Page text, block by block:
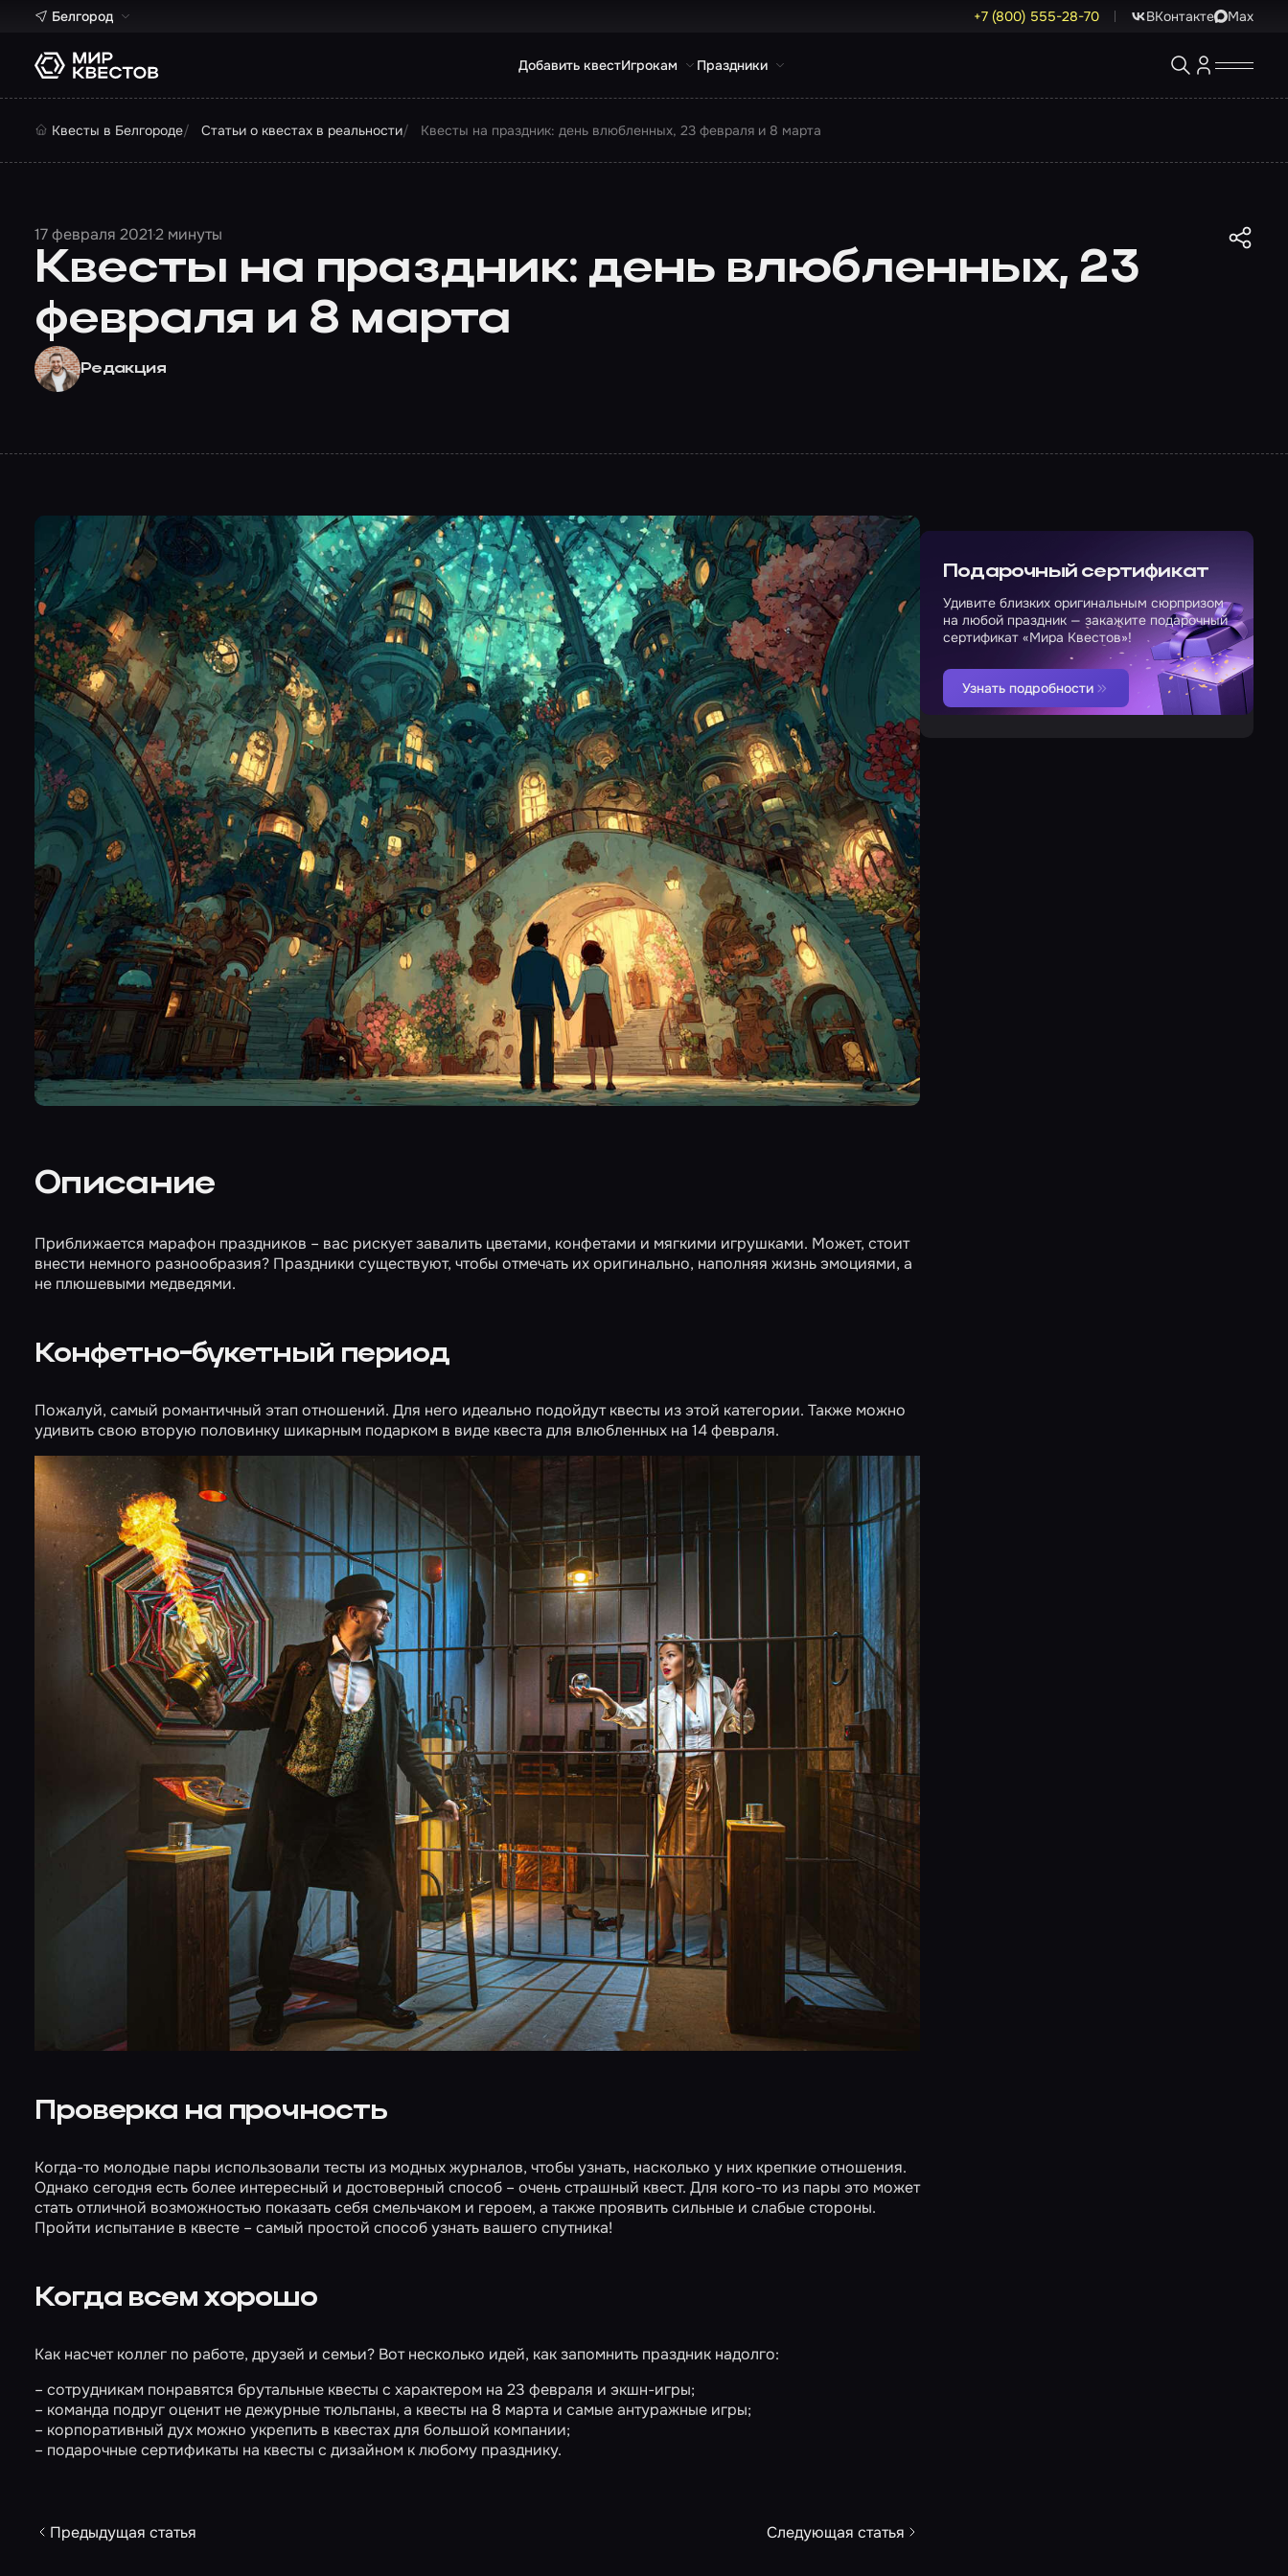
Белгород +7 (800) 555-28-70 ВКонтакте Max
Добавить квестИгрокам Праздники
Квесты в Белгороде Статьи о квестах в реальности Квесты на праздник: день влюбленных, 23 февраля и 8 марта
17 февраля 20212 минуты
Квесты на праздник: день влюбленных, 23
февраля и 8 марта
Редакция
Описание
Приближается марафон праздников – вас рискует завалить цветами, конфетами и мягкими игрушками. Может, стоит
внести немного разнообразия? Праздники существуют, чтобы отмечать их оригинально, наполняя жизнь эмоциями, а
не плюшевыми медведями.
Конфетно-букетный период
Пожалуй, самый романтичный этап отношений. Для него идеально подойдут квесты изэтой категории. Также можно
удивить свою вторую половинку шикарным подарком в виде квеста для влюбленных на 14 февраля.
Проверка на прочность
Когда-то молодые пары использовали тесты из модных журналов, чтобы узнать, насколько у них крепкие отношения.
Однако сегодня есть более интересный и достоверный способ – оченьстрашный квест. Для кого-то из пары это может
стать отличной возможностью показать себя смельчаком и героем, а также проявить сильные и слабые стороны.
Пройти испытание в квесте – самый простой способ узнать вашего спутника!
Когда всем хорошо
Как насчет коллег по работе, друзей и семьи? Вот несколько идей, как запомнить праздник надолго:
– сотрудникам понравятся брутальные квесты с характером на 23 февраля и экшн-игры;
– команда подруг оценит не дежурные тюльпаны, а квесты на 8 марта и самыеантуражные игры;
– корпоративный дух можно укрепить в квестахдля большой компании;
– подарочные сертификаты на квесты с дизайном к любому празднику.
Предыдущая статья Следующая статья
Подарочный сертификат
Удивите близких оригинальным сюрпризом
на любой праздник — закажите подарочный
сертификат «Мира Квестов»!
Узнать подробности